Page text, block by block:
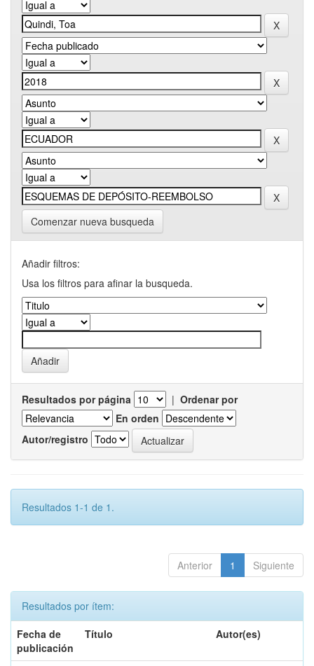
Comenzar nueva busqueda
Añadir filtros:
Usa los filtros para afinar la busqueda.
Resultados por página | Ordenar por
En orden
Autor/registro
Resultados 1-1 de 1.
Anterior 1 Siguiente
Resultados por ítem:
Fecha de
publicación
Título Autor(es)